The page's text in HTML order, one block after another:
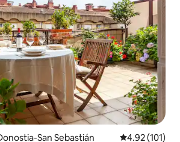
San Sebastián Calificación
4.92 (101)